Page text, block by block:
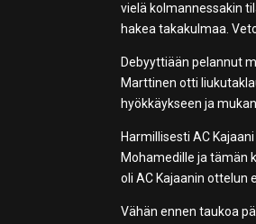
vielä kolmannessakin
hakea takakulmaa.
Debyyttiään pelannut
Marttinen otti
hyökkäykseen ja
Harmillisesti AC
Mohamedille ja tämän
oli AC Kajaanin ottelun
Vähän ennen taukoa